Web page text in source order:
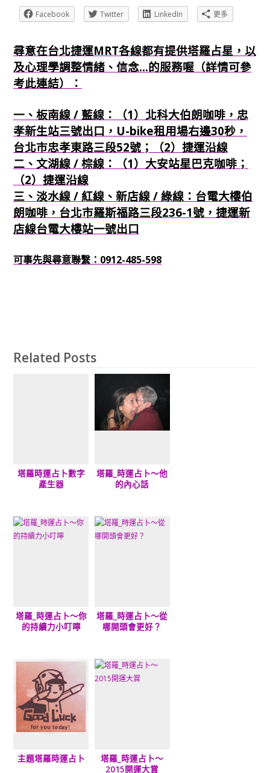
Facebook
Twitter LinkedIn 更多
尋意在台北捷運MRT各線都有提供塔羅占星，以
及心理學調整情緒、信念...的服務喔（詳情可參
考此連結）：
一、板南線 / 藍線：（1）北科大伯朗咖啡，忠
孝新生站三號出口，U-bike租用場右邊30秒，
台北市忠孝東路三段52號；（2）捷運沿線
二、文湖線 / 棕線：（1）大安站星巴克咖啡；
（2）捷運沿線
三、淡水線 / 紅線、新店線 / 綠線：台電大樓伯
朗咖啡，台北市羅斯福路三段236-1號，捷運新
店線台電大樓站一號出口
可事先與尋意聯繫：0912-485-598
Related Posts
塔羅時運占卜數字
產生器
塔羅_時運占卜～他
的內心話
塔羅_時運占卜～你
的持續力小叮嚀
塔羅_時運占卜～從
哪開頭會更好？
主題塔羅時運占卜
塔羅_時運占卜～
2015開運大賞